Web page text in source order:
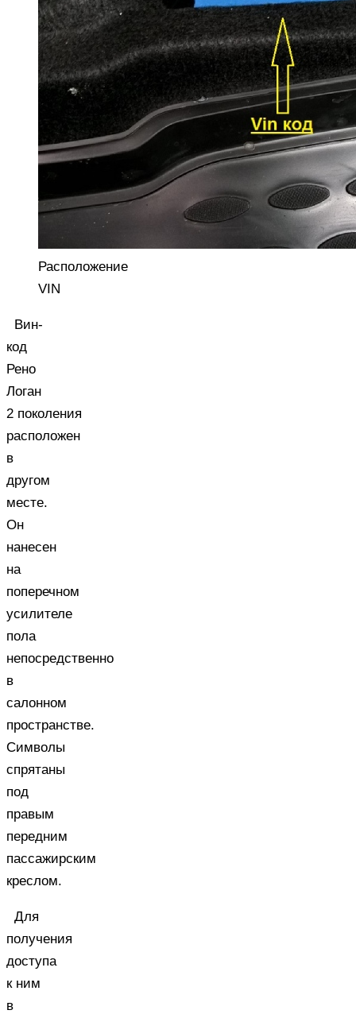
Расположение
VIN
Вин-
код
Рено
Логан
2 поколения
расположен
в
другом
месте.
Он
нанесен
на
поперечном
усилителе
пола
непосредственно
в
салонном
пространстве.
Символы
спрятаны
под
правым
передним
пассажирским
креслом.
Для
получения
доступа
к ним
в